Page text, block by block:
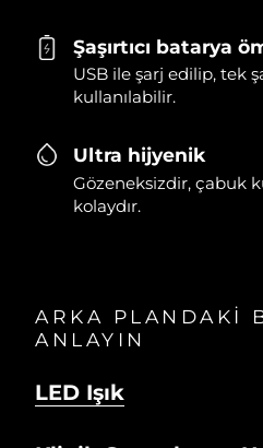
Şaşırtıcı batarya
USB ile şarj edilip, tek
kullanılabilir.
Ultra hijyenik
Gözeneksizdir, çabuk
kolaydır.
ARKA PLANDAKİ
ANLAYIN
LED Işık